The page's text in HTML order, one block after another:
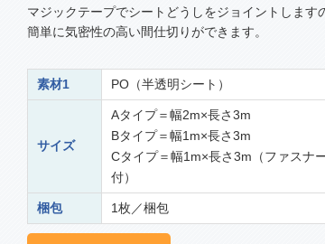
マジックテープでシートどうしをジョイントします
簡単に気密性の高い間仕切りができます。
素材1 PO（半透明シート）
サイズ
Aタイプ＝幅2m×長さ3m
Bタイプ＝幅1m×長さ3m
Cタイプ＝幅1m×長さ3m（ファスナ
付）
梱包 1枚／梱包